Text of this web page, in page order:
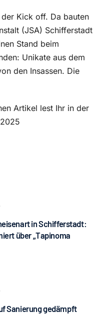
Kick off. Da bauten
(JSA) Schifferstadt
Stand beim
Unikate aus dem
den Insassen. Die
Artikel lest Ihr in der
in Schifferstadt:
über „Tapinoma
Sanierung gedämpft